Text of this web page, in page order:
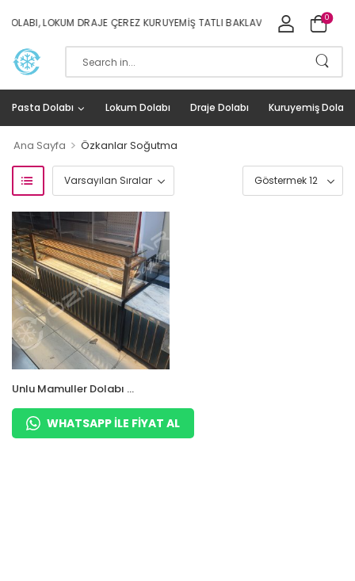
LOKUM DRAJE ÇEREZ KURUYEMIŞ TATLI BAKLAVA DOLAPLARI İMALAT
0
Pasta Dolabı Lokum Dolabı Draje Dolabı Kuruyemiş Dolabı
Ana Sayfa > Özkanlar Soğutma
Unlu Mamuller Dolabı –
Baklava Dolabı
WHATSAPP ILE FIYAT AL